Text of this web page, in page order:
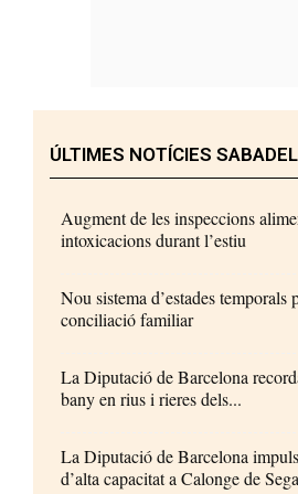
ÚLTIMES NOTÍCIES
Augment de les inspeccions
intoxicacions durant l’estiu
Nou sistema d’estades temporals
conciliació familiar
La Diputació de Barcelona
bany en rius i rieres dels...
La Diputació de Barcelona
d’alta capacitat a Calonge de